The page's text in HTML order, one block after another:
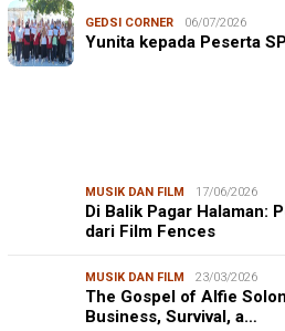
GEDSI CORNER 06/07/2026
Yunita kepada Peserta
MUSIK DAN FILM 17/06/2026
Di Balik Pagar Halaman:
dari Film Fences
MUSIK DAN FILM 23/03/2026
The Gospel of Alfie
Business, Survival, a…